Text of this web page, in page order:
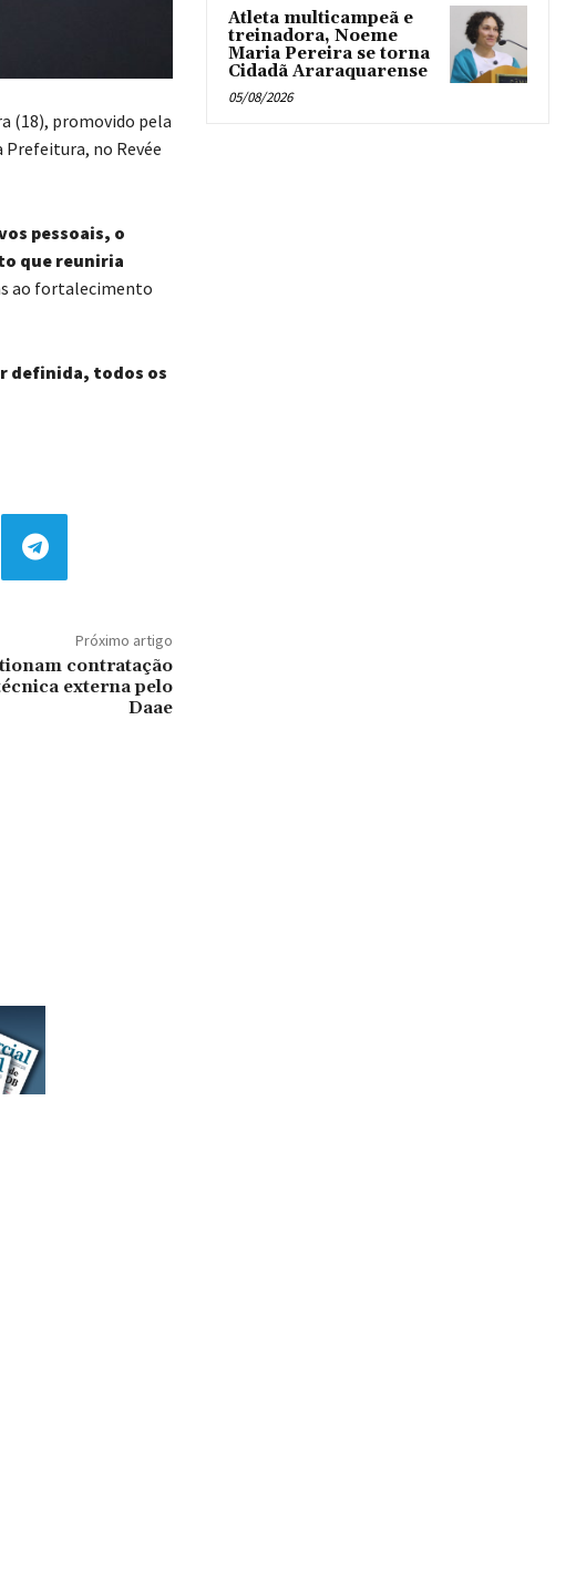
(18), promovido pela
Prefeitura, no Revée
pessoais, o
que reuniria
ao fortalecimento
definida, todos os
Próximo artigo
contratação
externa pelo
Daae
Atleta multicampeã e
treinadora, Noeme
Maria Pereira se torna
Cidadã Araraquarense
05/08/2026